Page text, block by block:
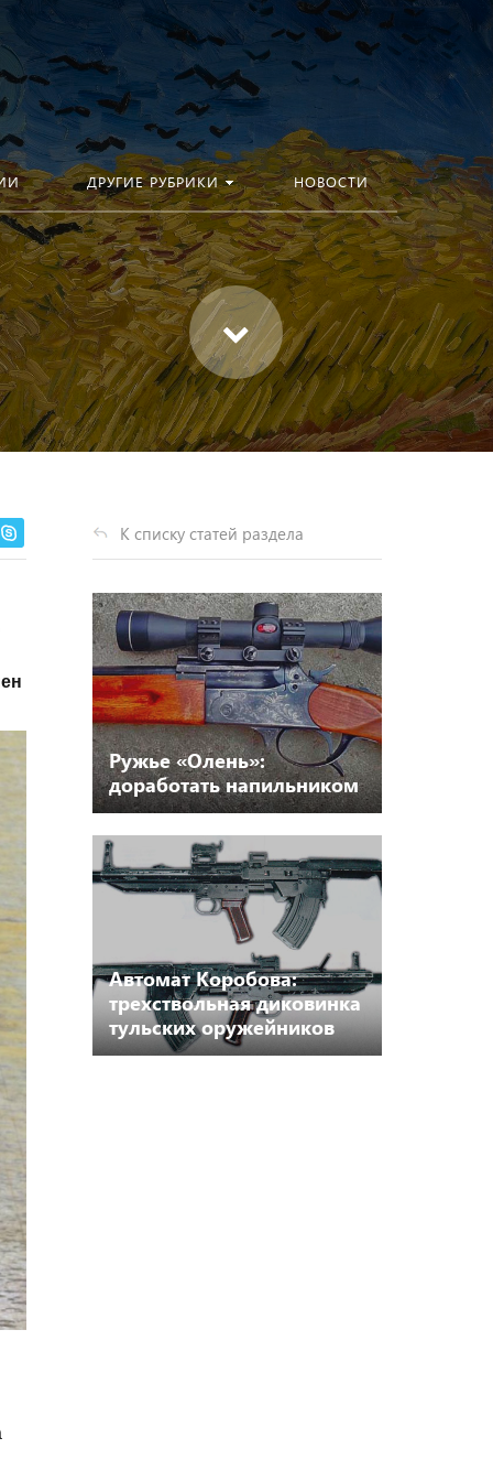
ДРУГИЕ РУБРИКИ НОВОСТИ
К списку статей раздела
Ружье «Олень»:
доработать напильником
Автомат Коробова:
трехствольная диковинка
тульских оружейников